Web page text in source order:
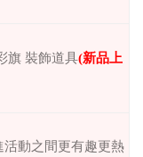
旗 裝飾道具(新品上
活動之間更有趣更熱